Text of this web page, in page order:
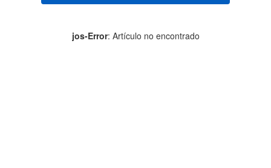
jos-Error: Artículo no encontrado